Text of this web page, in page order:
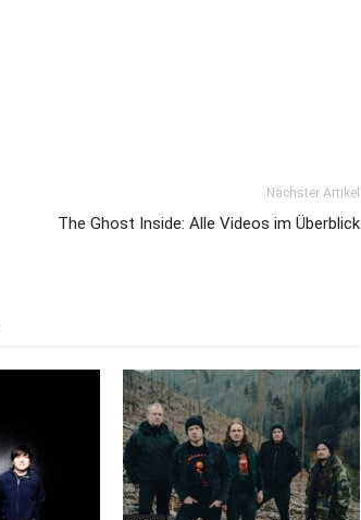
Nächster Artikel
The Ghost Inside: Alle Videos im Überblick